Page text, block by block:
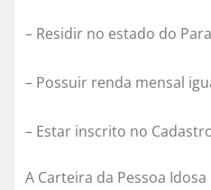
– Residir no estado do
– Possuir renda mensal
– Estar inscrito no
A Carteira da Pessoa